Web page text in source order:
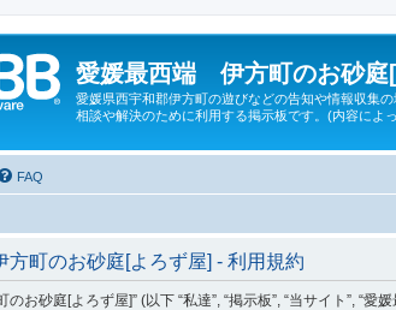
愛媛最西端 伊方町のお砂庭
愛媛県西宇和郡伊方町の遊びなどの告知や情報収集
相談や解決のために利用する掲示板です。(内容によ
FAQ
町のお砂庭[よろず屋] - 利用規約
お砂庭[よろず屋]” (以下 “私達”, “掲示板”, “当サイト”, “